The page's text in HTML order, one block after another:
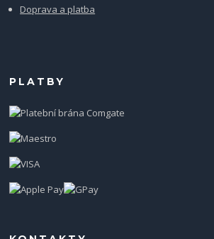
Doprava a platba
PLATBY